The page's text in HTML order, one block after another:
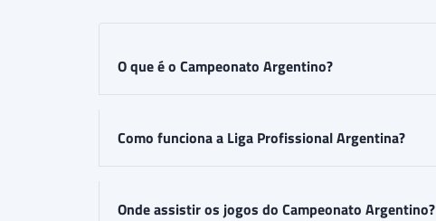
O que é o Campeonato Argentino?
Como funciona a Liga Profissional Argentina?
Onde assistir os jogos do Campeonato Argentino?